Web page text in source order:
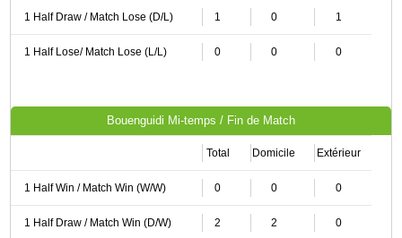
1 Half Draw / Match Lose (D/L) 1 0 1
1 Half Lose/ Match Lose (L/L) 0 0 0
Bouenguidi Mi-temps / Fin de Match
Total Domicile Extérieur
1 Half Win / Match Win (W/W) 0 0 0
1 Half Draw / Match Win (D/W) 2 2 0